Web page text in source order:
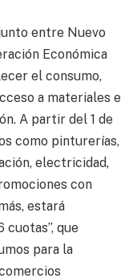
entre Nuevo
Económica
el consumo,
a materiales e
A partir del 1 de
como pinturerías,
electricidad,
con
estará
que
para la